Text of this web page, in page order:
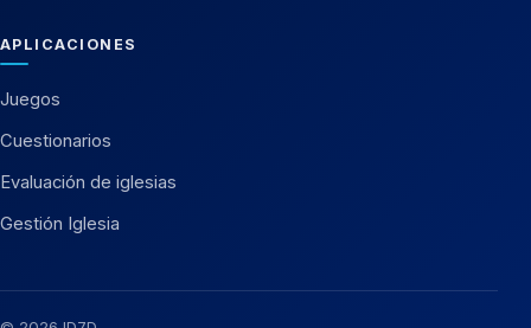
APLICACIONES
Juegos
Cuestionarios
Evaluación de iglesias
Gestión Iglesia